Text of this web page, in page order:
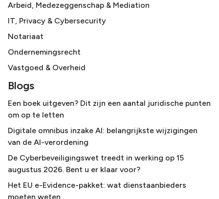
Arbeid, Medezeggenschap & Mediation
IT, Privacy & Cybersecurity
Notariaat
Ondernemingsrecht
Vastgoed & Overheid
Blogs
Een boek uitgeven? Dit zijn een aantal juridische punten
om op te letten
Digitale omnibus inzake AI: belangrijkste wijzigingen
van de AI-verordening
De Cyberbeveiligingswet treedt in werking op 15
augustus 2026. Bent u er klaar voor?
Het EU e-Evidence-pakket: wat dienstaanbieders
moeten weten